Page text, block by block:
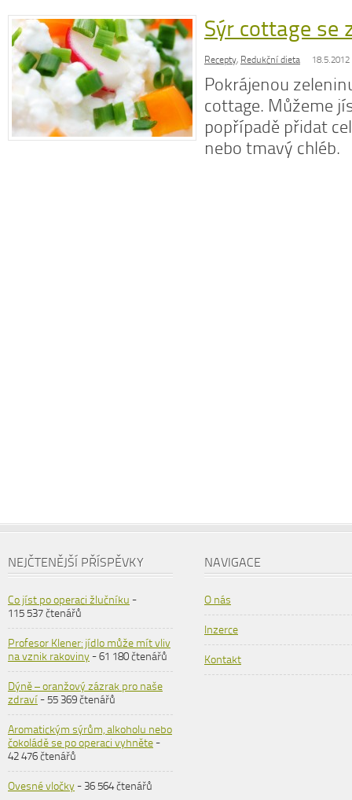
Sýr cottage se
Recepty, Redukční dieta 18.5.2012
Pokrájenou
cottage. Můžeme
popřípadě přidat
nebo tmavý chléb.
NEJČTENĚJŠÍ PŘÍSPĚVKY
Co jíst po operaci žlučníku -
115 537 čtenářů
Profesor Klener: jídlo může mít vliv
na vznik rakoviny- 61 180 čtenářů
Dýně – oranžový zázrak pro naše
zdraví- 55 369 čtenářů
Aromatickým sýrům, alkoholu nebo
čokoládě se po operaci vyhněte-
42 476 čtenářů
Ovesné vločky- 36 564 čtenářů
NAVIGACE
O nás
Inzerce
Kontakt